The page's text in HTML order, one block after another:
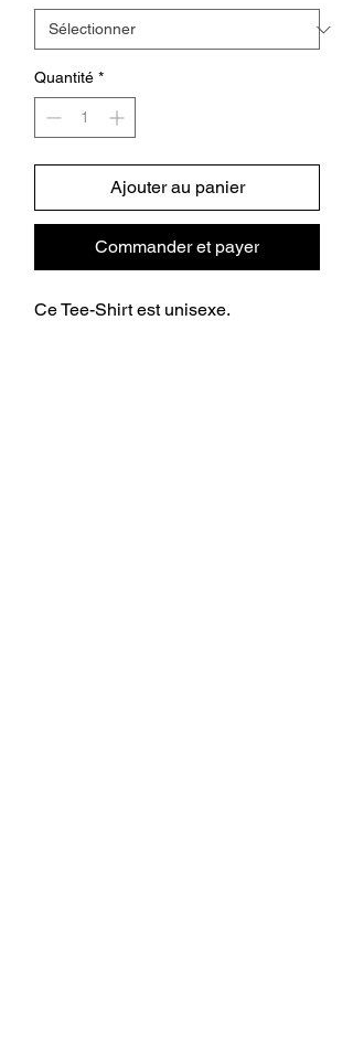
Quantité *
Ajouter au panier
Commander et payer
Ce Tee-Shirt est unisexe.